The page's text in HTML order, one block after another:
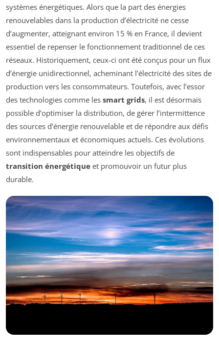
systèmes énergétiques. Alors que la part des énergies
renouvelables dans la production d’électricité ne cesse
d’augmenter, atteignant environ 15 % en France, il devient
essentiel de repenser le fonctionnement traditionnel de ces
réseaux. Historiquement, ceux-ci ont été conçus pour un flux
d’énergie unidirectionnel, acheminant l’électricité des sites de
production vers les consommateurs. Toutefois, avec l’essor
des technologies comme les smart grids, il est désormais
possible d’optimiser la distribution, de gérer l’intermittence
des sources d’énergie renouvelable et de répondre aux défis
environnementaux et économiques actuels. Ces évolutions
sont indispensables pour atteindre les objectifs de
transition énergétique et promouvoir un futur plus
durable.